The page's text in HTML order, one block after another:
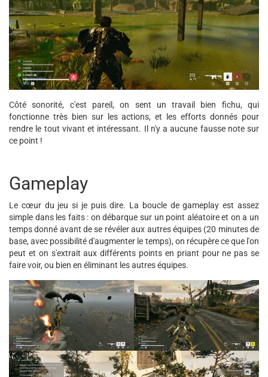
Côté sonorité, c'est pareil, on sent un travail bien fichu, qui
fonctionne très bien sur les actions, et les efforts donnés pour
rendre le tout vivant et intéressant. Il n'y a aucune fausse note sur
ce point !
Gameplay
Le cœur du jeu si je puis dire. La boucle de gameplay est assez
simple dans les faits : on débarque sur un point aléatoire et on a un
temps donné avant de se révéler aux autres équipes (20 minutes de
base, avec possibilité d'augmenter le temps), on récupère ce que l'on
peut et on s'extrait aux différents points en priant pour ne pas se
faire voir, ou bien en éliminant les autres équipes.